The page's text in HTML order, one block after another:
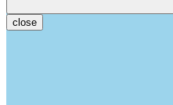
close